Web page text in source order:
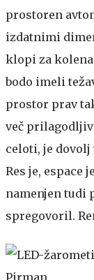
prostoren
izdatnimi
klopi za kolena
bodo imeli
prostor prav
več
celoti, je
Res je, espace
namenjen tudi
spregovoril.